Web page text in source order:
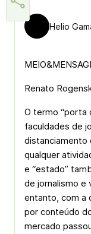
Helio
Renato
O termo “porta
faculdades de
distanciamento
qualquer
e “estado”
de jornalismo e
entanto, com a
por conteúdo
mercado